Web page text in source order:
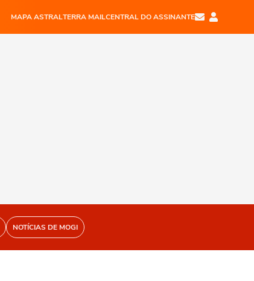
MAPA ASTRALTERRA MAILCENTRAL DO ASSINANTE
NOTÍCIAS DE MOGI